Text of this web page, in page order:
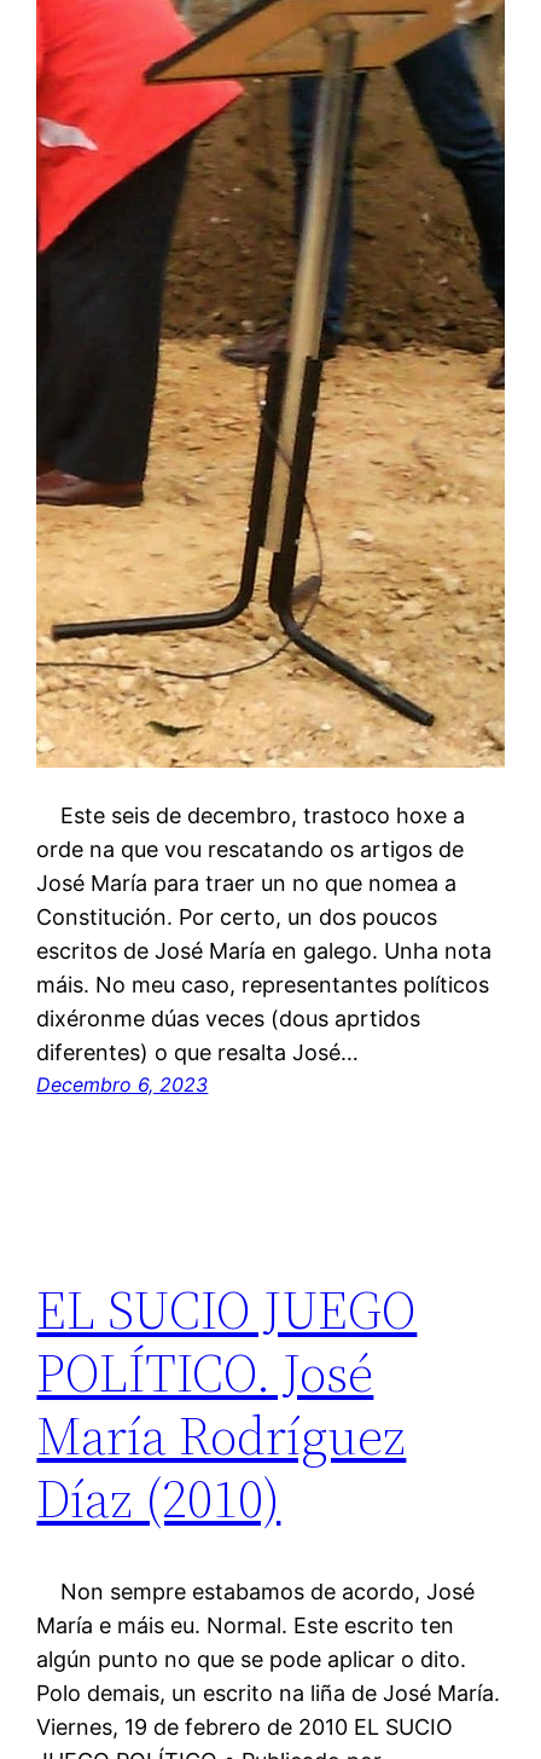
Este seis de decembro, trastoco hoxe a
orde na que vou rescatando os artigos de
José María para traer un no que nomea a
Constitución. Por certo, un dos poucos
escritos de José María en galego. Unha nota
máis. No meu caso, representantes políticos
dixéronme dúas veces (dous aprtidos
diferentes) o que resalta José…
Decembro 6, 2023
EL SUCIO JUEGO
POLÍTICO. José
María Rodríguez
Díaz (2010)
Non sempre estabamos de acordo, José
María e máis eu. Normal. Este escrito ten
algún punto no que se pode aplicar o dito.
Polo demais, un escrito na liña de José María.
Viernes, 19 de febrero de 2010 EL SUCIO